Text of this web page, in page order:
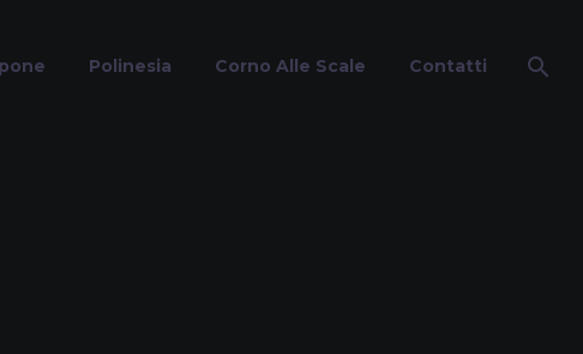
Polinesia Corno Alle Scale Contatti